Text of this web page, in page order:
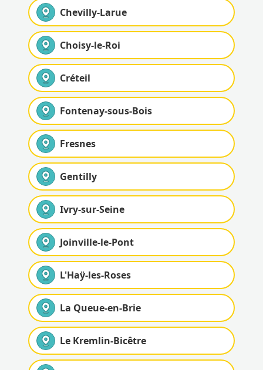
Chevilly-Larue
Choisy-le-Roi
Créteil
Fontenay-sous-Bois
Fresnes
Gentilly
Ivry-sur-Seine
Joinville-le-Pont
L'Haÿ-les-Roses
La Queue-en-Brie
Le Kremlin-Bicêtre